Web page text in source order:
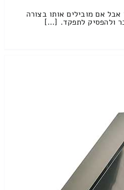
אם מובילים אותו בצורה
ולהפסיק לתפקד. […]